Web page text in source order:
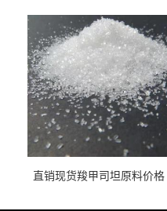
直销现货羧甲司坦原料价格